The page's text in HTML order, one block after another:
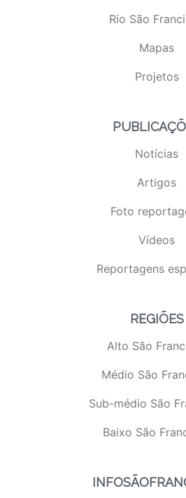
Rio São
Mapas
Projetos
Notícias
Artigos
Foto
Vídeos
Reportagens
REGIÕES
Alto São
Médio São
Sub-médio São
Baixo São